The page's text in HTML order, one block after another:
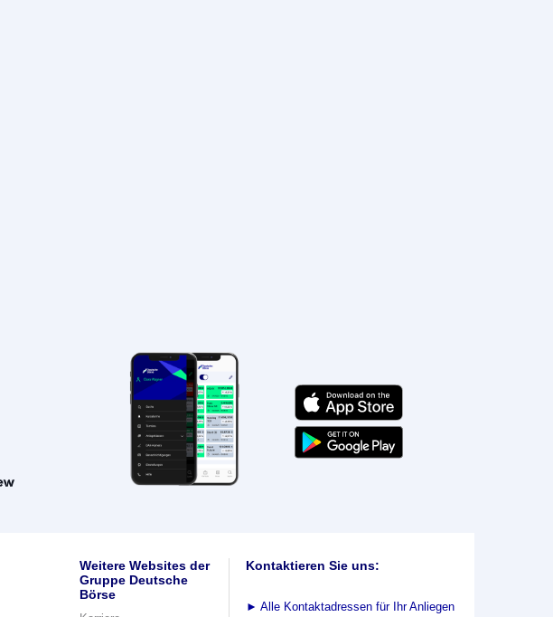
Weitere Websites der
Gruppe Deutsche
Börse
Kontaktieren Sie uns:
► Alle Kontaktadressen für Ihr Anliegen